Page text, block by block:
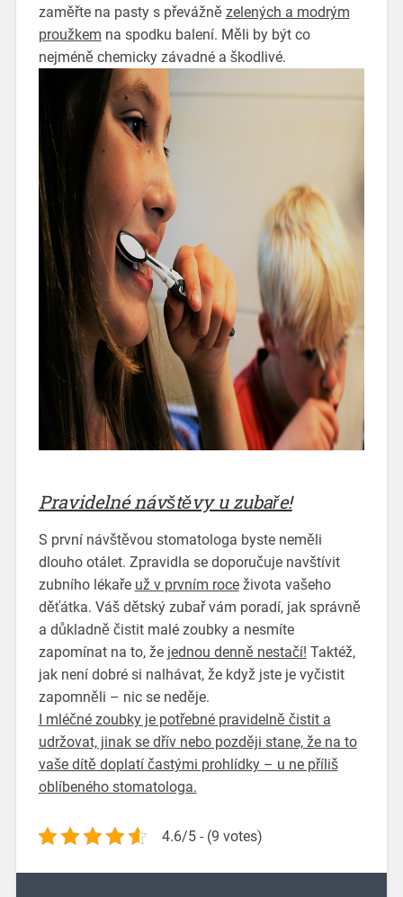
zaměřte na pasty s převážně zelených a modrým
proužkem na spodku balení. Měli by být co
nejméně chemicky závadné a škodlivé.
Pravidelné návštěvy u zubaře!
S první návštěvou stomatologa byste neměli
dlouho otálet. Zpravidla se doporučuje navštívit
zubního lékaře už v prvním roceživota vašeho
děťátka. Váš dětský zubař vám poradí, jak správně
a důkladně čistit malé zoubky a nesmíte
zapomínat na to, že jednou denně nestačí! Taktéž,
jak není dobré si nalhávat, že když jste je vyčistit
zapomněli – nic se neděje.
I mléčné zoubky je potřebné pravidelně čistit a
udržovat, jinak se dřív nebo později stane, že na to
vaše dítě doplatí častými prohlídky – u ne příliš
oblíbeného stomatologa.
4.6/5 - (9 votes)